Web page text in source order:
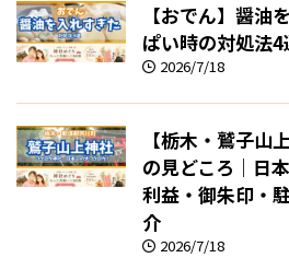
【おでん】醤油
ぱい時の対処法
2026/7/18
【栃木・鷲子山
の見どころ｜日
利益・御朱印・
介
2026/7/18